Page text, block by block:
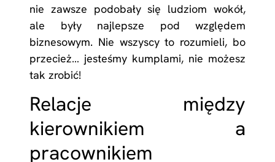
nie zawsze podobały się ludziom wokół,
ale były najlepsze pod względem
biznesowym. Nie wszyscy to rozumieli, bo
przecież… jesteśmy kumplami, nie możesz
tak zrobić!
Relacje między
kierownikiem a
pracownikiem